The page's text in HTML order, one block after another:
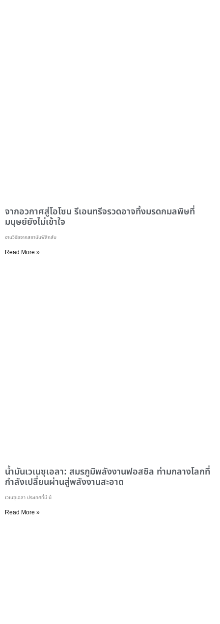
จากอวกาศสู่โอโซน รีเอนทรีจรวดอาจทิ้งมรดกมลพิษที่
มนุษย์ยังไม่เข้าใจ
งานวิจัยจากสถาบันฟิสิกส์บ
Read More »
น้ำมันเวเนซุเอลา: สมรภูมิพลังงานฟอสซิล ท่ามกลางโลกที่
กำลังเปลี่ยนผ่านสู่พลังงานสะอาด
เวเนซุเอลา ประเทศที่มี น้
Read More »